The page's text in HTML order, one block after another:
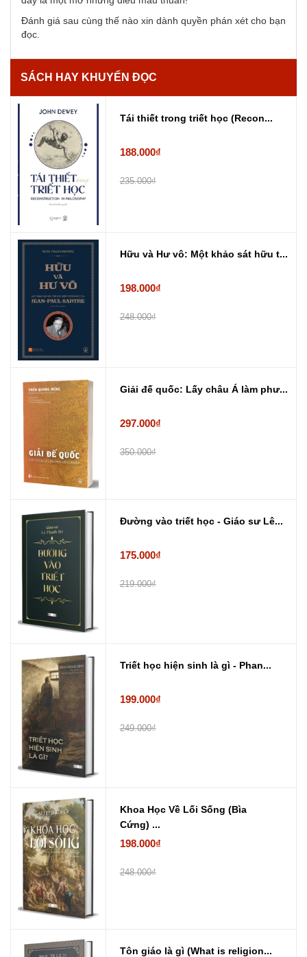
Đánh giá sau cùng thế nào xin dành quyền phán xét cho bạn
đọc.
SÁCH HAY KHUYẾN ĐỌC
Tái thiết trong triết học (Recon...
188.000₫
235.000₫
Hữu và Hư vô: Một khảo sát hữu t...
198.000₫
248.000₫
Giải đế quốc: Lấy châu Á làm phư...
297.000₫
350.000₫
Đường vào triết học - Giáo sư Lê...
175.000₫
219.000₫
Triết học hiện sinh là gì - Phan...
199.000₫
249.000₫
Khoa Học Về Lối Sống (Bìa
Cứng) ...
198.000₫
248.000₫
Tôn giáo là gì (What is religion...